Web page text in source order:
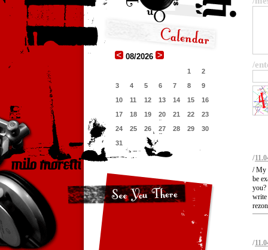
08/2026
1
2
3
4 5 6 7 8
9
10
11 12 13 14 15
16
17
18 19 20 21 22
23
24
25 26 27 28 29
30
31
/
/
/ My
be
you?
write
/